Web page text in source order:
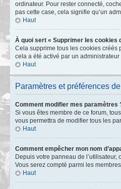
ordinateur. Pour rester connecté,
pas cette case, cela signifie qu’un
Haut
À quoi sert « Supprimer les cookies
Cela supprime tous les cookies créés
cela a été activé par un
Haut
Paramètres et préférences
Comment modifier mes paramètres
Si vous êtes membre de ce forum,
vous permettra de modifier tous les
Haut
Comment empêcher mon nom
Depuis votre panneau de l’utilisateur,
Vous serez compté parmi les
Haut